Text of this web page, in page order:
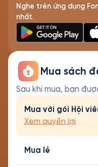
Nghe trên ứng dụng
nhất.
Mua sách
Sau khi mua, bạn
Mua với gói Hội
Xem quyền lợi
Mua lẻ